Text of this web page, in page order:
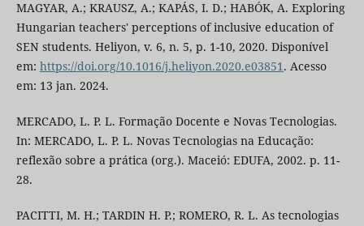
MAGYAR, A.; KRAUSZ, A.; KAPÁS, I. D.; HABÓK, A. Exploring
Hungarian teachers' perceptions of inclusive education of
SEN students. Heliyon, v. 6, n. 5, p. 1-10, 2020. Disponível
em: https://doi.org/10.1016/j.heliyon.2020.e03851. Acesso
em: 13 jan. 2024.
MERCADO, L. P. L. Formação Docente e Novas Tecnologias.
In: MERCADO, L. P. L. Novas Tecnologias na Educação:
reflexão sobre a prática (org.). Maceió: EDUFA, 2002. p. 11-
28.
PACITTI, M. H.; TARDIN H. P.; ROMERO, R. L. As tecnologias